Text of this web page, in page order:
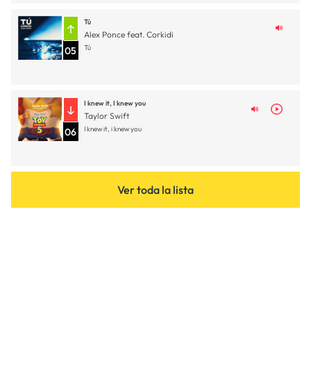
05
Tú
Alex Ponce feat. Corkidi
Tú
06
I knew it, I knew you
Taylor Swift
I knew it, i knew you
Ver toda la lista